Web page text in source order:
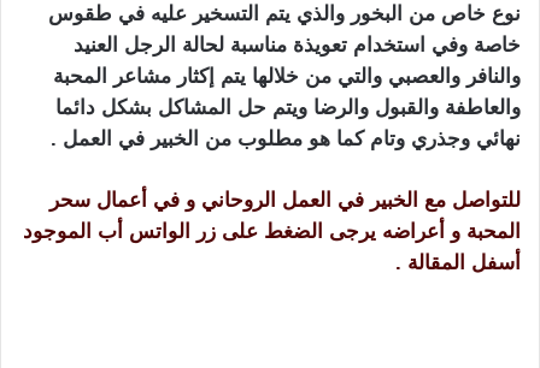
نوع خاص من البخور والذي يتم التسخير عليه في طقوس
خاصة وفي استخدام تعويذة مناسبة لحالة الرجل العنيد
والنافر والعصبي والتي من خلالها يتم إكثار مشاعر المحبة
والعاطفة والقبول والرضا ويتم حل المشاكل بشكل دائما
نهائي وجذري وتام كما هو مطلوب من الخبير في العمل .
للتواصل مع الخبير في العمل الروحاني و في أعمال سحر
المحبة و أعراضه يرجى الضغط على زر الواتس أب الموجود
أسفل المقالة .